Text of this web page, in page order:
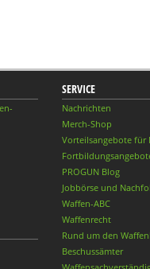
SERVICE
Nachrichten
Merch-Shop
Vorteilsangebote für
PROGUN Blog
Jobbörse und
Waffen-ABC
Waffenrecht
Rund um den
Beschussämter